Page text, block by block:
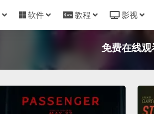
软件 教程 影视
免费在线观